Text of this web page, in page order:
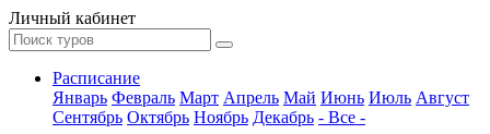
Личный кабинет
Расписание
Январь Февраль Март Апрель Май Июнь Июль Август
Сентябрь Октябрь Ноябрь Декабрь - Все -